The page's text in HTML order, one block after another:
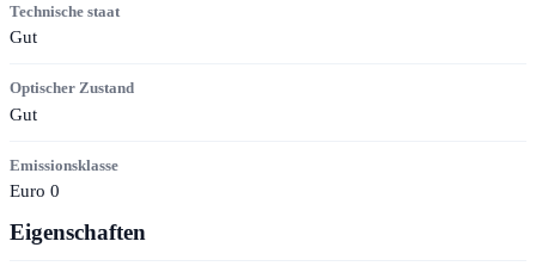
Technische staat
Gut
Optischer Zustand
Gut
Emissionsklasse
Euro 0
Eigenschaften